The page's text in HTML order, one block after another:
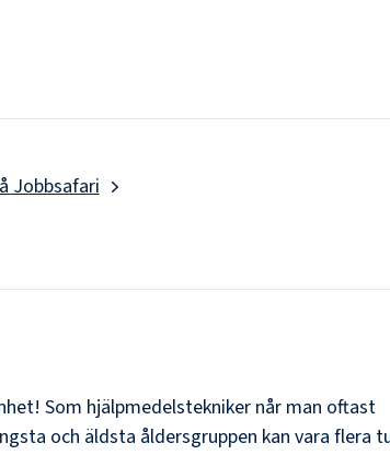
Jobbsafari
Som hjälpmedelstekniker når man oftast
och äldsta åldersgruppen kan vara flera